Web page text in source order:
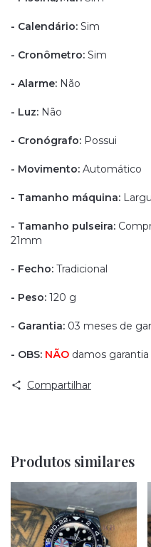
- Calendário: Sim
- Cronômetro: Sim
- Alarme: Não
- Luz: Não
- Cronógrafo: Possui
- Movimento: Automático
- Tamanho máquina:
- Tamanho pulseira:
21mm
- Fecho: Tradicional
- Peso: 120 g
- Garantia: 03 meses de
- OBS: NÃO damos
Compartilhar
Produtos similares